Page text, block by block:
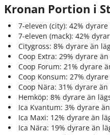
Kronan Portion i
7-eleven (city): 42%
7-eleven (mack): 42%
Citygross: 8% dyrare än
Coop Extra: 29% dyrare
Coop Forum: 21% dyrare
Coop Konsum: 27%
Coop Nära: 31% dyrare
Hemköp: 8% dyrare än
Ica Kvantum: 3% dyrare
Ica Maxi: 12% dyrare än
Ica Nära: 19% dyrare än